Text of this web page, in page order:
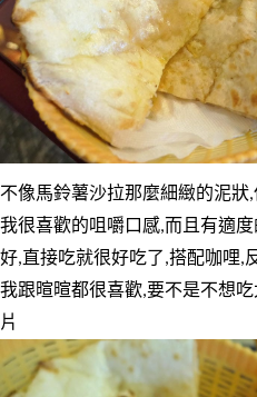
不像馬鈴薯沙拉那麼細緻的泥狀
我很喜歡的咀嚼口感,而且有適
好,直接吃就很好吃了,搭配咖哩,
我跟暄暄都很喜歡,要不是不想
片